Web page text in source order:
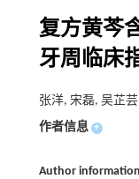
复方黄芩
牙周临床
张洋, 宋磊, 吴芷芸
作者信息 +
Author information